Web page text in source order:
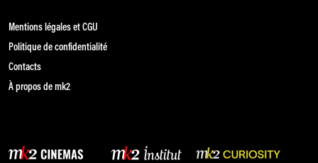
Mentions légales et CGU
Politique de confidentialité
Contacts
À propos de mk2